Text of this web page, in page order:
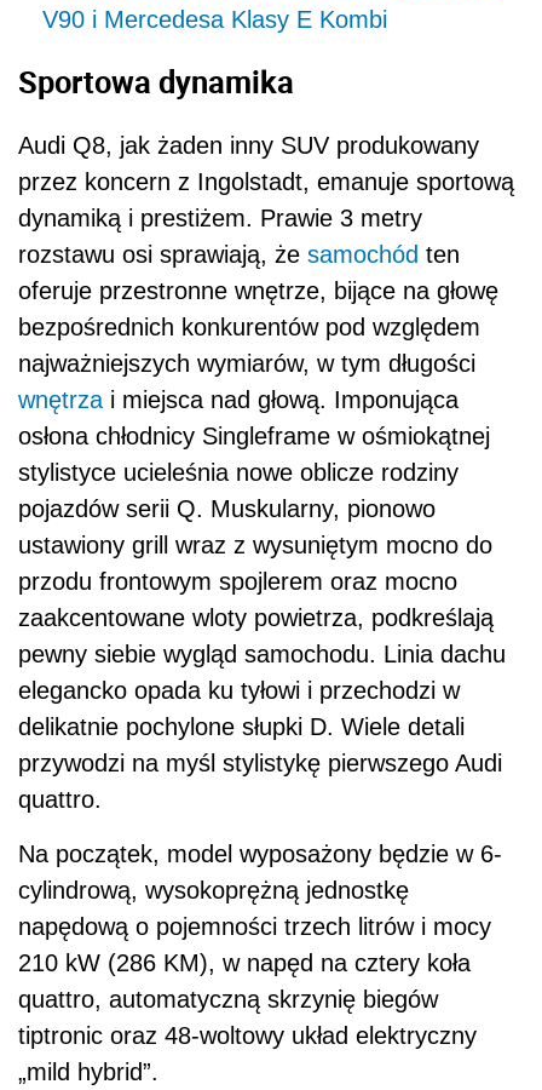
V90 i Mercedesa Klasy E Kombi
Sportowa dynamika
Audi Q8, jak żaden inny SUV produkowany
przez koncern z Ingolstadt, emanuje sportową
dynamiką i prestiżem. Prawie 3 metry
rozstawu osi sprawiają, że samochód ten
oferuje przestronne wnętrze, bijące na głowę
bezpośrednich konkurentów pod względem
najważniejszych wymiarów, w tym długości
wnętrza i miejsca nad głową. Imponująca
osłona chłodnicy Singleframe w ośmiokątnej
stylistyce ucieleśnia nowe oblicze rodziny
pojazdów serii Q. Muskularny, pionowo
ustawiony grill wraz z wysuniętym mocno do
przodu frontowym spojlerem oraz mocno
zaakcentowane wloty powietrza, podkreślają
pewny siebie wygląd samochodu. Linia dachu
elegancko opada ku tyłowi i przechodzi w
delikatnie pochylone słupki D. Wiele detali
przywodzi na myśl stylistykę pierwszego Audi
quattro.
Na początek, model wyposażony będzie w 6-
cylindrową, wysokoprężną jednostkę
napędową o pojemności trzech litrów i mocy
210 kW (286 KM), w napęd na cztery koła
quattro, automatyczną skrzynię biegów
tiptronic oraz 48-woltowy układ elektryczny
„mild hybrid”.